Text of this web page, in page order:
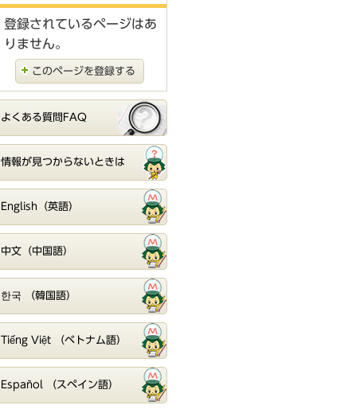
登録されているページはあ
りません。
このページを登録する
よくある質問FAQ
情報が見つからないときは
English（英語）
中文（中国語）
한국 （韓国語）
Tiếng Việt （ベトナム語）
Español （スペイン語）